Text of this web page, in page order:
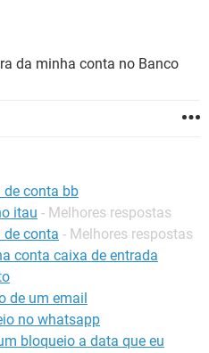
EXCEL
da minha conta no Banco
de conta bb
itau - Melhores respostas
de conta - Melhores respostas
conta caixa de entrada
de um email
no whatsapp
bloqueio a data que eu